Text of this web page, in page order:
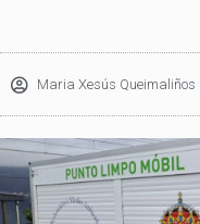
Maria Xesús Queimaliños